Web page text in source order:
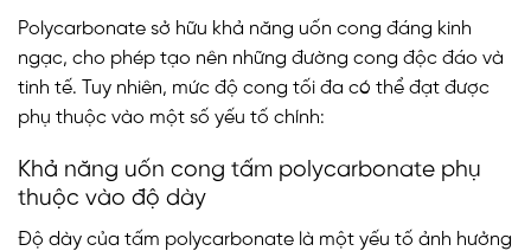
Polycarbonate sở hữu khả năng uốn cong đáng kinh
ngạc, cho phép tạo nên những đường cong độc đáo và
tinh tế. Tuy nhiên, mức độ cong tối đa có thể đạt được
phụ thuộc vào một số yếu tố chính:
Khả năng uốn cong tấm polycarbonate phụ
thuộc vào độ dày
Độ dày của tấm polycarbonate là một yếu tố ảnh hưởng